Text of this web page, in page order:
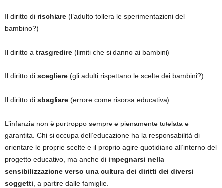
Il diritto di rischiare (l’adulto tollera le sperimentazioni del
bambino?)
Il diritto a trasgredire (limiti che si danno ai bambini)
Il diritto di scegliere (gli adulti rispettano le scelte dei bambini?)
Il diritto di sbagliare (errore come risorsa educativa)
L’infanzia non è purtroppo sempre e pienamente tutelata e
garantita. Chi si occupa dell’educazione ha la responsabilità di
orientare le proprie scelte e il proprio agire quotidiano all’interno del
progetto educativo, ma anche di impegnarsi nella
sensibilizzazione verso una cultura dei diritti dei diversi
soggetti, a partire dalle famiglie.